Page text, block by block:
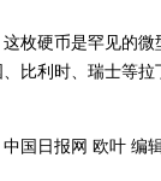
枚硬币是罕见的
比利时、瑞士等拉
中国日报网 欧叶 编